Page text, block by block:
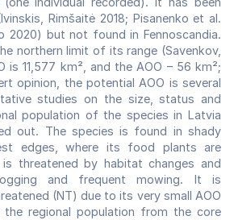
Rimšaitė 2018; Pisanenko et al.
2020) but not found in Fennoscandia.
northern limit of its range (Savenkov,
is 11,577 km², and the AOO – 56 km²;
opinion, the potential AOO is several
studies on the size, status and
population of the species in Latvia
out. The species is found in shady
edges, where its food plants are
threatened by habitat changes and
and frequent mowing. It is
(NT) due to its very small AOO
regional population from the core